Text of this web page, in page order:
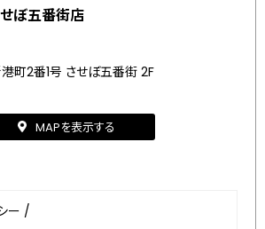
ぼ五番街店
町2番1号 させぼ五番街 2F
MAPを表示する
ー /